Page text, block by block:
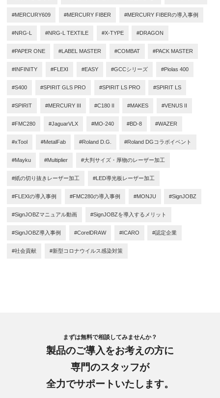
#MERCURY609 #MERCURY FIBER #MERCURY FIBERの導入事例
#NRG-L #NRG-L TEXTILE #X-TYPE #DRAGON
#PAPER ONE #LABEL MASTER #COMBAT #PACK MASTER
#INFINITY #FLEXI #EASY #GCCシリーズ #Piolas 400
#S400 #SPIRIT GLS PRO #SPIRIT LS PRO #SPIRIT LS
#SPIRIT #MERCURY III #C180 II #MAKES #VENUS II
#FMC280 #JaguarVLX #MO-240 #BD-8 #WAZER
#xTool #MetalFab #Roland D.G. #Roland DGコラボイベント
#Mayku #Multiplier #大判サイズ・厚物のレーザー加工
#紙の切り抜きレーザー加工 #LED導光板レーザー加工
#FLEXIの導入事例 #FMC280の導入事例 #MONJU #SignJOBZ
#SignJOBZマニュアル動画 #SignJOBZを導入するメリット
#SignJOBZ導入事例 #CorelDRAW #ICARO #認定企業
#社会貢献 #新型コロナウイルス感染対策
まずは無料で相談してみませんか？
製品のご導入をお考えの方に
専門のスタッフが
全力でサポートいたします。